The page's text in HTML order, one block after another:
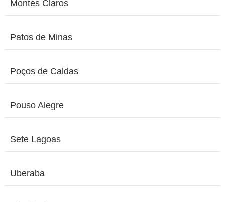
Montes Claros
Patos de Minas
Poços de Caldas
Pouso Alegre
Sete Lagoas
Uberaba